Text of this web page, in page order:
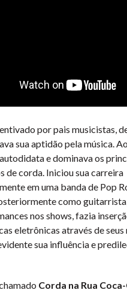
por pais musicistas,
sua aptidão pela música.
e dominava os
de corda. Iniciou sua carreira
em uma banda de Pop
como
nos shows, fazia
eletrônicas através de
sua influência e
Corda na Rua